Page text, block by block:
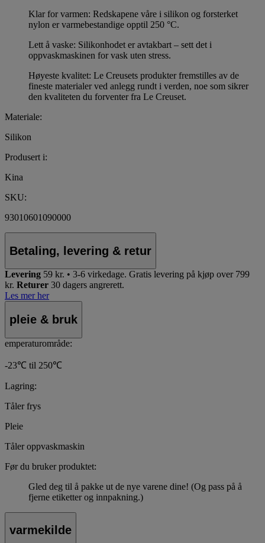
Klar for varmen: Redskapene våre i silikon og forsterket
nylon er varmebestandige opptil 250 °C.
Lett å vaske: Silikonhodet er avtakbart – sett det i
oppvaskmaskinen for vask uten stress.
Høyeste kvalitet: Le Creusets produkter fremstilles av de
fineste materialer ved anlegg rundt i verden, noe som sikrer
den kvaliteten du forventer fra Le Creuset.
Materiale:
Silikon
Produsert i:
Kina
SKU:
93010601090000
Betaling, levering & retur
Levering 59 kr. • 3-6 virkedage. Gratis levering på kjøp over 799
kr. Returer 30 dagers angrerett.
Les mer her
pleie & bruk
emperaturområde:
-23℃ til 250℃
Lagring:
Tåler frys
Pleie
Tåler oppvaskmaskin
Før du bruker produktet:
Gled deg til å pakke ut de nye varene dine! (Og pass på å
fjerne etiketter og innpakning.)
varmekilde